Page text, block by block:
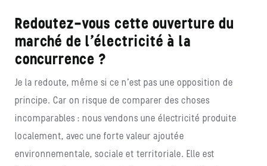
Redoutez-vous cette ouverture du
marché de l’électricité à la
concurrence ?
Je la redoute, même si ce n’est pas une opposition de
principe. Car on risque de comparer des choses
incomparables : nous vendons une électricité produite
localement, avec une forte valeur ajoutée
environnementale, sociale et territoriale. Elle est